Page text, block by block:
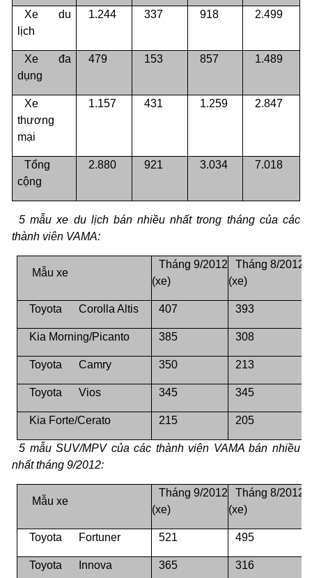
Xe du
lịch
1.244 337 918 2.499
Xe đa
dụng
479 153 857 1.489
Xe
thương
mại
1.157 431 1.259 2.847
Tổng
cộng
2.880 921 3.034 7.018
5 mẫu xe du lịch bán nhiều nhất trong tháng của các
thành viên VAMA:
Mẫu xe
Tháng 9/2012
(xe)
Tháng 8/2012
(xe)
Toyota Corolla Altis 407 393
Kia Morning/Picanto 385 308
Toyota Camry 350 213
Toyota Vios 345 345
Kia Forte/Cerato 215 205
5 mẫu SUV/MPV của các thành viên VAMA bán nhiều
nhất tháng 9/2012:
Mẫu xe
Tháng 9/2012
(xe)
Tháng 8/2012
(xe)
Toyota Fortuner 521 495
Toyota Innova 365 316